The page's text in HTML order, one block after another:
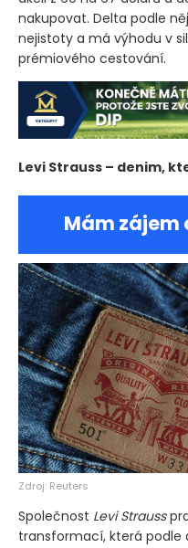
nakupovat. Delta podle
nejistoty a má výhodu v
prémiového cestování.
Levi Strauss – denim,
Mám
Zdroj: Reuters
Společnost Levi Strauss
transformací, která podle